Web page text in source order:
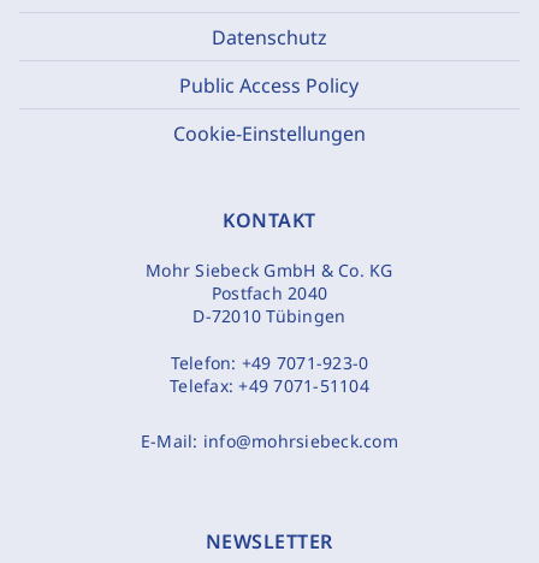
Datenschutz
Public Access Policy
Cookie-Einstellungen
KONTAKT
Mohr Siebeck GmbH & Co. KG
Postfach 2040
D-72010 Tübingen
Telefon: +49 7071-923-0
Telefax:+49 7071-51104
E-Mail: info@mohrsiebeck.com
NEWSLETTER